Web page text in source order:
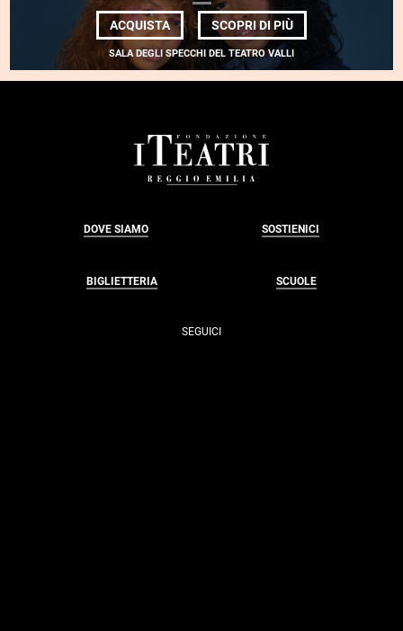
ACQUISTA SCOPRI DI PIÙDI
80S
SHOW
<BR>
SALA DEGLI SPECCHI DEL TEATRO VALLI
DOVE SIAMO SOSTIENICI
BIGLIETTERIA SCUOLE
SEGUICI